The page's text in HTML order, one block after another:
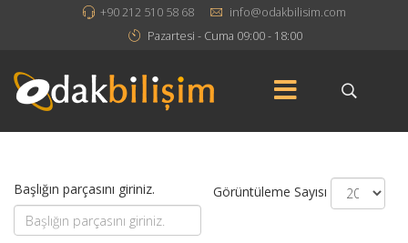
+90 212 510 58 68
info@odakbilisim.com
Pazartesi - Cuma 09:00 - 18:00
Başlığın parçasını giriniz. Görüntüleme Sayısı